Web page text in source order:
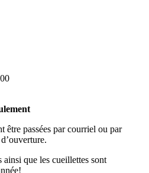
être passées par courriel ou par
que les cueillettes sont